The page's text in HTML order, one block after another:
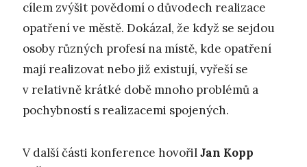
cílem zvýšit povědomí o důvodech realizace
opatření ve městě. Dokázal, že když se sejdou
osoby různých profesí na místě, kde opatření
mají realizovat nebo již existují, vyřeší se
v relativně krátké době mnoho problémů a
pochybností s realizacemi spojených.
V další části konference hovořilJan Kopp